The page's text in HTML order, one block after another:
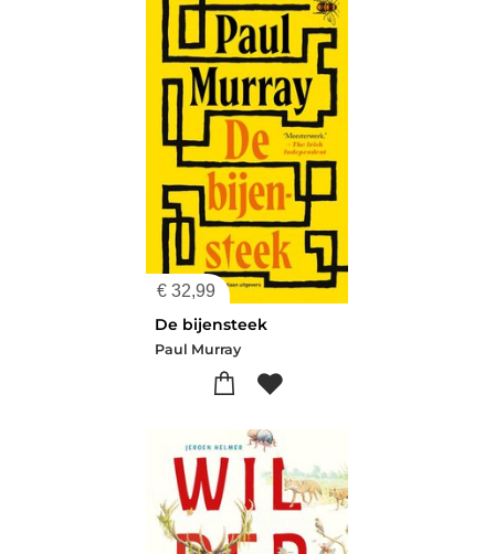
€ 32,99
De bijensteek
Paul Murray